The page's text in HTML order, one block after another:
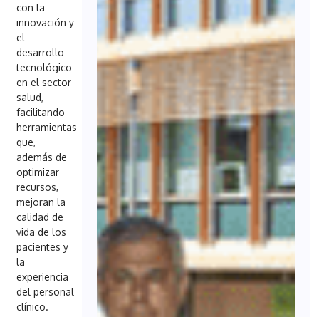
con la
innovación y
el
desarrollo
tecnológico
en el sector
salud,
facilitando
herramientas
que,
además de
optimizar
recursos,
mejoran la
calidad de
vida de los
pacientes y
la
experiencia
del personal
clínico.